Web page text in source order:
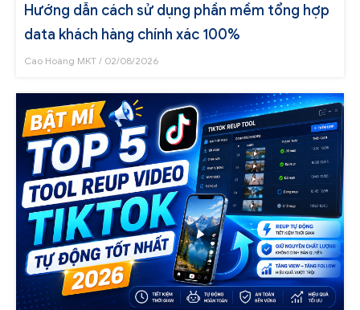
Hướng dẫn cách sử dụng phần mềm tổng hợp
data khách hàng chính xác 100%
Cao Hoàng MKT 02/08/2026